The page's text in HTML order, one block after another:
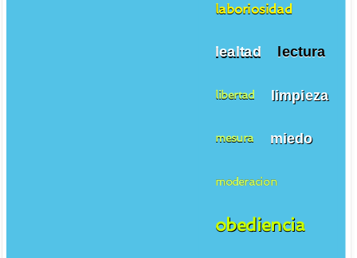
laboriosidad
lealtad lectura
libertad limpieza
mesura miedo
moderacion
obediencia